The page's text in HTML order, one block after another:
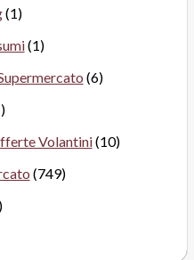
(1)
(1)
(6)
Volantini(10)
(749)